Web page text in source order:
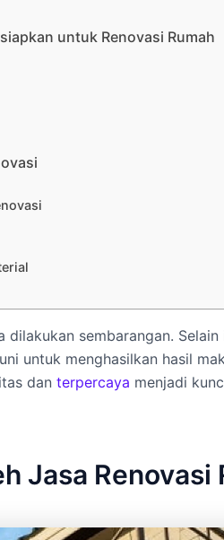
untuk Renovasi Rumah
dilakukan sembarangan.
untuk menghasilkan hasil
dan terpercaya menjadi
Jasa Renovasi